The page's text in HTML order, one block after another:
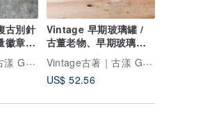
古別針
徽章胸
Vintage古著｜古漾 GoYoung
Vintage 早期玻璃罐 /
古董老物、早期玻璃
罐、老玻璃罐
Vintage古著｜古漾 GoYoung
US$ 52.56